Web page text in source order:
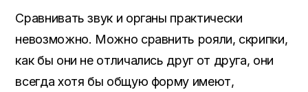
Сравнивать звук и органы практически
невозможно. Можно сравнить рояли, скрипки,
как бы они не отличались друг от друга, они
всегда хотя бы общую форму имеют,